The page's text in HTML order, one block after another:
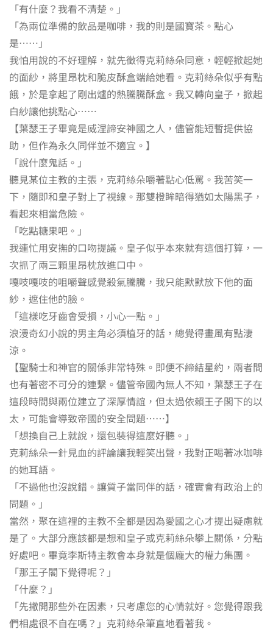
「有什麼？我看不清楚。」
「為兩位準備的飲品是咖啡，我的則是國寶茶。點心
是……」
我怕用說的不好理解，就先徵得克莉絲朵同意，輕輕掀起她
的面紗，將里昂枕和脆皮酥盒端給她看。克莉絲朵似乎有點
餓，於是拿起了剛出爐的熱騰騰酥盒。我又轉向皇子，掀起
白紗讓他挑點心……
【葉瑟王子畢竟是威涅諦安神國之人，儘管能短暫提供協
助，但作為永久同伴並不適宜。】
「說什麼鬼話。」
聽見某位主教的主張，克莉絲朵嚼著點心低罵。我苦笑一
下，隨即和皇子對上了視線。那雙橙眸暗得猶如太陽黑子，
看起來相當危險。
「吃點糖果吧。」
我連忙用安撫的口吻提議。皇子似乎本來就有這個打算，一
次抓了兩三顆里昂枕放進口中。
嘎吱嘎吱的咀嚼聲感覺殺氣騰騰，我只能默默放下他的面
紗，遮住他的臉。
「這樣吃牙齒會受損，小心一點。」
浪漫奇幻小說的男主角必須植牙的話，總覺得畫風有點淒
涼。
【聖騎士和神官的關係非常特殊。即便不締結星約，兩者間
也有著密不可分的連繫。儘管帝國內無人不知，葉瑟王子在
這段時間與兩位建立了深厚情誼，但太過依賴王子閣下的以
太，可能會導致帝國的安全問題……】
「想換自己上就說，還包裝得這麼好聽。」
克莉絲朵一針見血的評論讓我輕笑出聲，我對正喝著冰咖啡
的她耳語。
「不過他也沒說錯。讓質子當同伴的話，確實會有政治上的
問題。」
當然，聚在這裡的主教不全都是因為愛國之心才提出疑慮就
是了。大部分應該都是想和皇子或克莉絲朵攀上關係，分點
好處吧。畢竟李斯特主教會本身就是個龐大的權力集團。
「那王子閣下覺得呢？」
「什麼？」
「先撇開那些外在因素，只考慮您的心情就好。您覺得跟我
們相處很不自在嗎？」克莉絲朵筆直地看著我。